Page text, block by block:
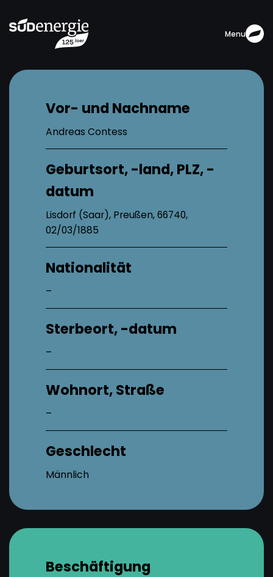
Menu
Vor- und Nachname
Andreas Contess
Geburtsort, -land, PLZ, -
datum
Lisdorf (Saar), Preußen, 66740,
02/03/1885
Nationalität
–
Sterbeort, -datum
–
Wohnort, Straße
–
Geschlecht
Männlich
Beschäftigung